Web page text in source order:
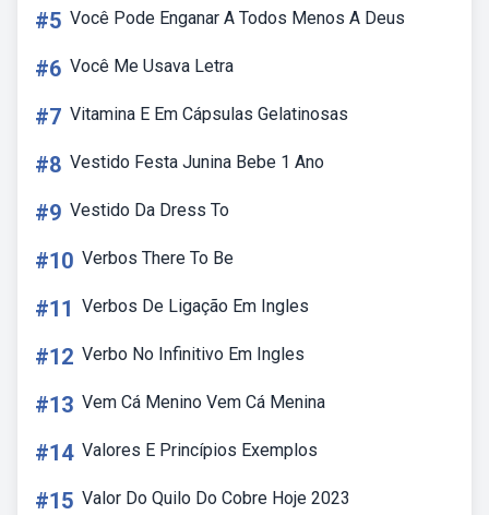
#5 Você Pode Enganar A Todos Menos A Deus
#6 Você Me Usava Letra
#7 Vitamina E Em Cápsulas Gelatinosas
#8 Vestido Festa Junina Bebe 1 Ano
#9 Vestido Da Dress To
#10 Verbos There To Be
#11 Verbos De Ligação Em Ingles
#12 Verbo No Infinitivo Em Ingles
#13 Vem Cá Menino Vem Cá Menina
#14 Valores E Princípios Exemplos
#15 Valor Do Quilo Do Cobre Hoje 2023